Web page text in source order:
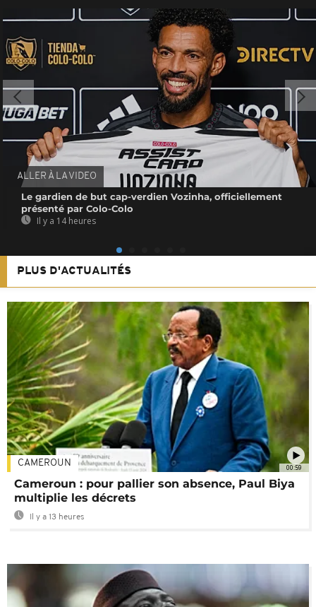
ALLER À LA VIDEO
Le gardien de but cap-verdien Vozinha, officiellement
présenté par Colo-Colo
Il y a 14 heures
PLUS D'ACTUALITÉS
00:59
CAMEROUN
Cameroun : pour pallier son absence, Paul Biya
multiplie les décrets
Il y a 13 heures